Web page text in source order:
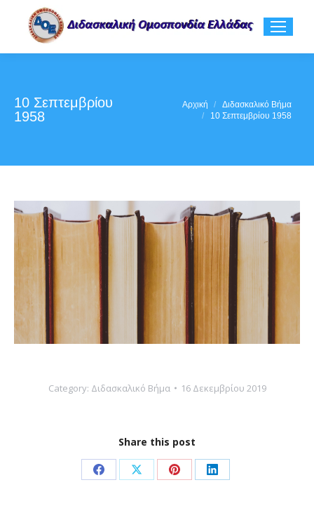
10 Σεπτεμβρίου
1958
Αρχική
Διδασκαλικό Βήμα
10 Σεπτεμβρίου 1958
Category: Διδασκαλικό Βήμα 16 Δεκεμβρίου 2019
Share this post
Share Share Share Share